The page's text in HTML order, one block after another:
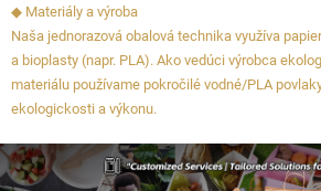
◆ Materiály a výroba
Naša jednorazová obalová technika využíva
a bioplasty (napr. PLA). Ako vedúci výrobca
materiálu používame pokročilé vodné/PLA
ekologickosti a výkonu.